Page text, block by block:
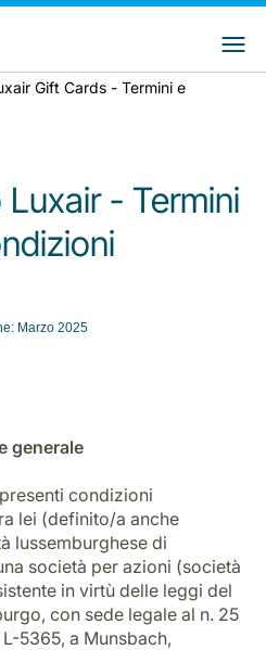
Gift Cards - Termini e
- Termini
Marzo 2025
generale
condizioni
lei (definito/a anche
lussemburghese di
società per azioni (società
in virtù delle leggi del
con sede legale al n. 25
5365, a Munsbach,